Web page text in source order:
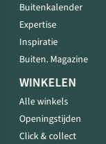
Buitenkalender
Expertise
Inspiratie
Buiten. Magazine
WINKELEN
Alle winkels
Openingstijden
Click & collect